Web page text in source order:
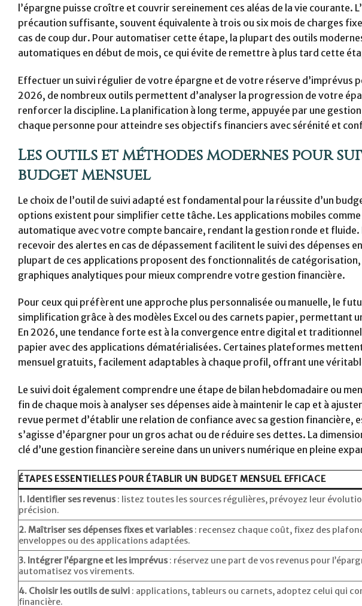
l’épargne puisse croître et couvrir sereinement ces aléas de la vie courante.
précaution suffisante, souvent équivalente à trois ou six mois de charges
cas de coup dur. Pour automatiser cette étape, la plupart des outils
automatiques en début de mois, ce qui évite de remettre à plus tard cette
Effectuer un suivi régulier de votre épargne et de votre réserve d’imprévus
2026, de nombreux outils permettent d’analyser la progression de votre
renforcer la discipline. La planification à long terme, appuyée par une
chaque personne pour atteindre ses objectifs financiers avec sérénité et
Les outils et méthodes modernes pour
budget mensuel
Le choix de l’outil de suivi adapté est fondamental pour la réussite d’un
options existent pour simplifier cette tâche. Les applications mobiles
automatique avec votre compte bancaire, rendant la gestion ronde et
recevoir des alertes en cas de dépassement facilitent le suivi des dépenses
plupart de ces applications proposent des fonctionnalités de catégorisation,
graphiques analytiques pour mieux comprendre votre gestion financière.
Pour ceux qui préfèrent une approche plus personnalisée ou manuelle, le
simplification grâce à des modèles Excel ou des carnets papier, permettant
En 2026, une tendance forte est à la convergence entre digital et
papier avec des applications dématérialisées. Certaines plateformes
mensuel gratuits, facilement adaptables à chaque profil, offrant une
Le suivi doit également comprendre une étape de bilan hebdomadaire ou
fin de chaque mois à analyser ses dépenses aide à maintenir le cap et à
revue permet d’établir une relation de confiance avec sa gestion financière,
s’agisse d’épargner pour un gros achat ou de réduire ses dettes. La
clé d’une gestion financière sereine dans un univers numérique en pleine
ÉTAPES ESSENTIELLES POUR ÉTABLIR UN BUDGET MENSUEL EFFICACE
1. Identifier ses revenus: listez toutes les sources régulières, prévoyez leur
précision.
2. Maîtriser ses dépenses fixes et variables: recensez chaque coût, fixez des
enveloppes ou des applications adaptées.
3. Intégrer l’épargne et les imprévus: réservez une part de vos revenus pour
automatisez vos virements.
4. Choisir les outils de suivi : applications, tableurs ou carnets, adoptez celui qui
financière.